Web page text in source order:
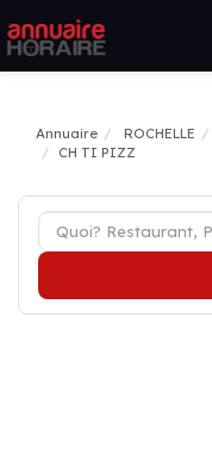
Annuaire ROCHELLE
CH TI PIZZ